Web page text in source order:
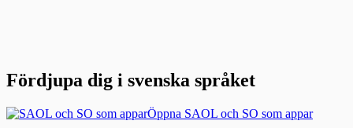
Fördjupa dig i svenska språket
Öppna SAOL och SO som appar